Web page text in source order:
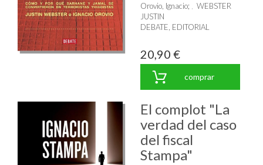
Orovio, Ignacio;
WEBSTER
JUSTIN
DEBATE, EDITORIAL
20,90 €
comprar
El complot "La
verdad del caso
del fiscal
Stampa"